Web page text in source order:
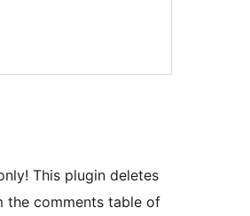
This plugin deletes
the comments table of